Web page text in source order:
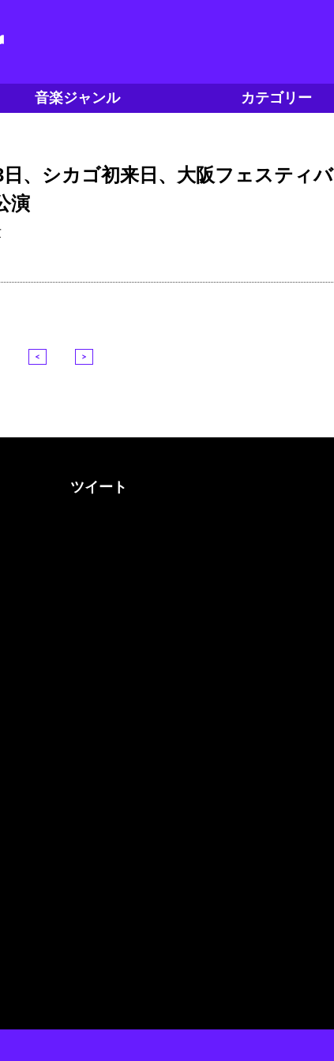
音楽ジャンル カテゴリー
日、シカゴ初来日、大阪フェスティバ
演
< >
ツイート